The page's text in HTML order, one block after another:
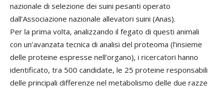
nazionale di selezione dei suini pesanti operato
dall’Associazione nazionale allevatori suini (Anas).
Per la prima volta, analizzando il fegato di questi animali
con un’avanzata tecnica di analisi del proteoma (l’insieme
delle proteine espresse nell’organo), i ricercatori hanno
identificato, tra 500 candidate, le 25 proteine responsabili
delle principali differenze nel metabolismo delle due razze